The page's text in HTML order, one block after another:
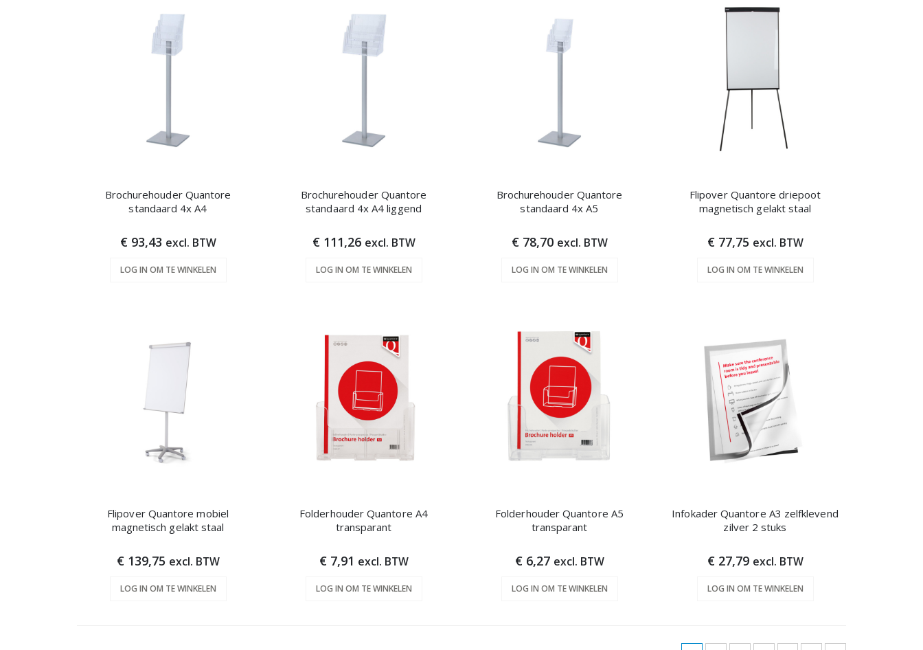
Brochurehouder Quantore
standaard 4x A4
€ 93,43 excl. BTW
LOG IN OM TE WINKELEN
Brochurehouder Quantore
standaard 4x A4 liggend
€ 111,26 excl. BTW
LOG IN OM TE WINKELEN
Brochurehouder Quantore
standaard 4x A5
€ 78,70 excl. BTW
LOG IN OM TE WINKELEN
Flipover Quantore driepoot
magnetisch gelakt staal
€ 77,75 excl. BTW
LOG IN OM TE WINKELEN
Flipover Quantore mobiel
magnetisch gelakt staal
€ 139,75 excl. BTW
LOG IN OM TE WINKELEN
Folderhouder Quantore A4
transparant
€ 7,91 excl. BTW
LOG IN OM TE WINKELEN
Folderhouder Quantore A5
transparant
€ 6,27 excl. BTW
LOG IN OM TE WINKELEN
Infokader Quantore A3 zelfklevend
zilver 2 stuks
€ 27,79 excl. BTW
LOG IN OM TE WINKELEN